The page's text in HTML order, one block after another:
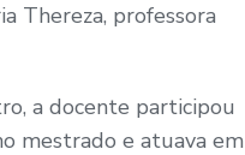
Thereza, professora
a docente participou
mestrado e atuava em